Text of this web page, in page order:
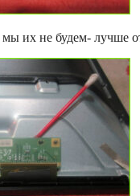
их не будем- лучше